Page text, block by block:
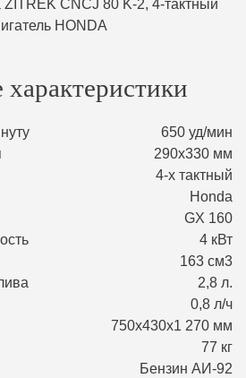
650 уд/мин
290х330 мм
4-х тактный
Honda
GX 160
4 кВт
163 см3
2,8 л.
0,8 л/ч
750х430х1 270 мм
77 кг
Бензин АИ-92